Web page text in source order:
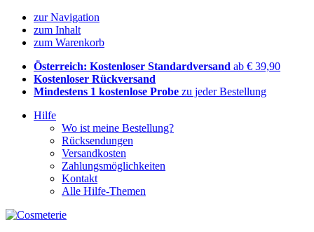
zur Navigation
zum Inhalt
zum Warenkorb
Österreich: Kostenloser Standardversand ab € 39,90
Kostenloser Rückversand
Mindestens 1 kostenlose Probe zu jeder Bestellung
Hilfe
Wo ist meine Bestellung?
Rücksendungen
Versandkosten
Zahlungsmöglichkeiten
Kontakt
Alle Hilfe-Themen